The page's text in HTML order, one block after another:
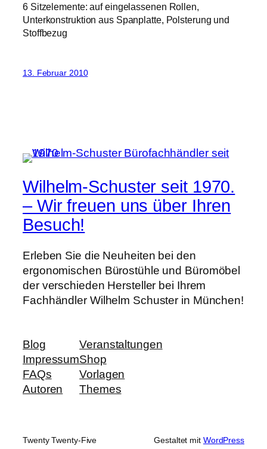
6 Sitzelemente: auf eingelassenen Rollen,
Unterkonstruktion aus Spanplatte, Polsterung und
Stoffbezug
13. Februar 2010
Wilhelm-Schuster seit 1970.
– Wir freuen uns über Ihren
Besuch!
Erleben Sie die Neuheiten bei den
ergonomischen Bürostühle und Büromöbel
der verschieden Hersteller bei Ihrem
Fachhändler Wilhelm Schuster in München!
Blog
Impressum
FAQs
Autoren
Veranstaltungen
Shop
Vorlagen
Themes
Twenty Twenty-Five Gestaltet mit WordPress